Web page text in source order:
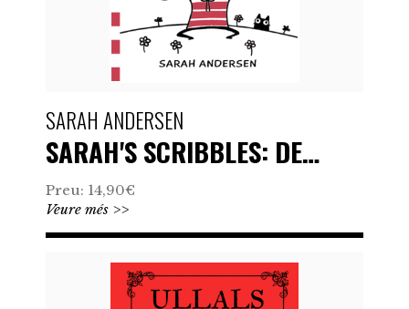
SARAH ANDERSEN
SARAH'S SCRIBBLES: DE…
Preu: 14,90€
Veure més >>